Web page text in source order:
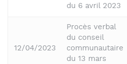
du 6 avril 2023
12/04/2023
Procès verbal
du conseil
communautaire
du 13 mars